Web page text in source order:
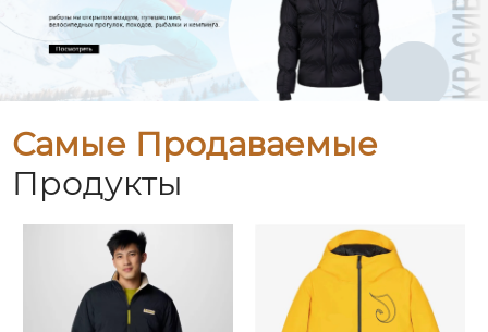
Самые Продаваемые
Продукты